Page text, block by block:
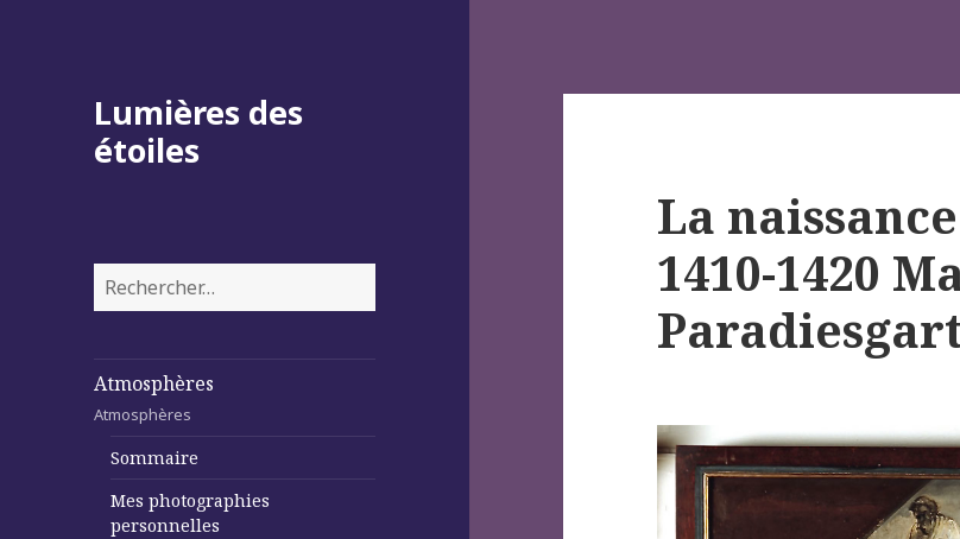
Lumières des
étoiles
Rechercher :
Atmosphères
Atmosphères
Sommaire
Mes photographies
personnelles
La
1410-1420